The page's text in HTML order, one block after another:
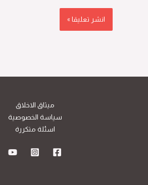
ميثاق الاخلاق
سياسة الخصوصية
اسئلة متكررة